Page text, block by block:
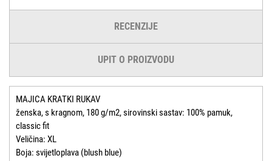
RECENZIJE
UPIT O PROIZVODU
MAJICA KRATKI RUKAV
ženska, s kragnom, 180 g/m2, sirovinski sastav: 100% pamuk,
classic fit
Veličina: XL
Boja: svijetloplava (blush blue)